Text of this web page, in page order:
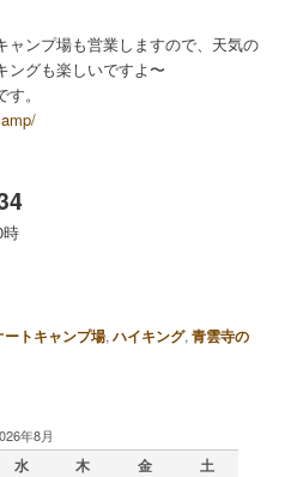
ャンプ場も営業しますので、天気の
ングも楽しいですよ〜
。
時
ートキャンプ場,ハイキング,青雲寺の
年8月
水 木 金 土